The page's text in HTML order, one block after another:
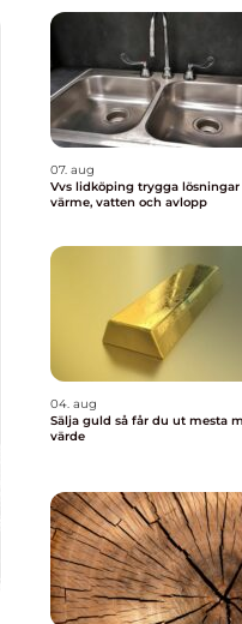
07. aug
Vvs lidköping trygga lösningar för
värme, vatten och avlopp
04. aug
Sälja guld så får du ut mesta möjliga
värde